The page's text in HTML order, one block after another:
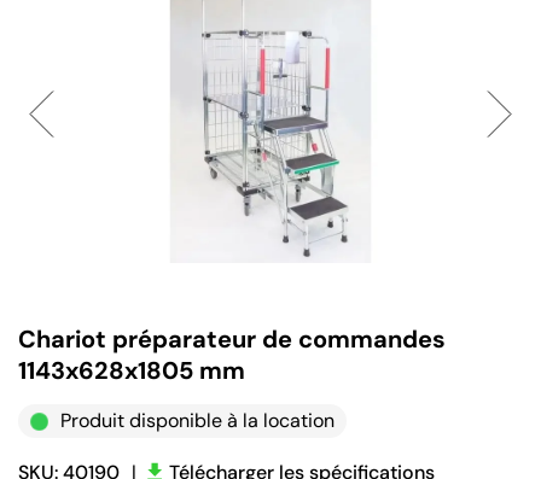
Chariot préparateur de commandes
1143x628x1805 mm
Produit disponible à la location
SKU: 40190 |
Télécharger les spécifications